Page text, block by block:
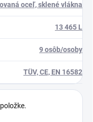
oceľ, sklené vlákna
13 465 L
9 osôb/osoby
TÜV, CE, EN 16582